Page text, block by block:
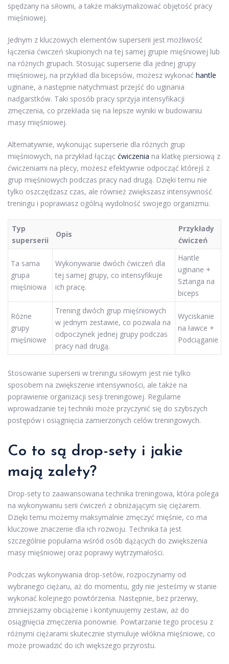
spędzany na siłowni, a także maksymalizować objętość pracy
mięśniowej.
Jednym z kluczowych elementów superserii jest możliwość
łączenia ćwiczeń skupionych na tej samej grupie mięśniowej lub
na różnych grupach. Stosując superserie dla jednej grupy
mięśniowej, na przykład dla bicepsów, możesz wykonać hantle
uginane, a następnie natychmiast przejść do uginania
nadgarstków. Taki sposób pracy sprzyja intensyfikacji
zmęczenia, co przekłada się na lepsze wyniki w budowaniu
masy mięśniowej.
Alternatywnie, wykonując superserie dla różnych grup
mięśniowych, na przykład łącząc ćwiczenia na klatkę piersiową z
ćwiczeniami na plecy, możesz efektywnie odpocząć którejś z
grup mięśniowych podczas pracy nad drugą. Dzięki temu nie
tylko oszczędzasz czas, ale również zwiększasz intensywność
treningu i poprawiasz ogólną wydolność swojego organizmu.
Typ
superserii
Opis
Przykłady
ćwiczeń
Ta sama
grupa
mięśniowa
Wykonywanie dwóch ćwiczeń dla
tej samej grupy, co intensyfikuje
ich pracę.
Hantle
uginane +
Sztanga na
biceps
Różne
grupy
mięśniowe
Trening dwóch grup mięśniowych
w jednym zestawie, co pozwala na
odpoczynek jednej grupy podczas
pracy nad drugą.
Wyciskanie
na ławce +
Podciąganie
Stosowanie superserii w treningu siłowym jest nie tylko
sposobem na zwiększenie intensywności, ale także na
poprawienie organizacji sesji treningowej. Regularne
wprowadzanie tej techniki może przyczynić się do szybszych
postępów i osiągnięcia zamierzonych celów treningowych.
Co to są drop-sety i jakie
mają zalety?
Drop-sety to zaawansowana technika treningowa, która polega
na wykonywaniu serii ćwiczeń z obniżającym się ciężarem.
Dzięki temu możemy maksymalnie zmęczyć mięśnie, co ma
kluczowe znaczenie dla ich rozwoju. Technika ta jest
szczególnie popularna wśród osób dążących do zwiększenia
masy mięśniowej oraz poprawy wytrzymałości.
Podczas wykonywania drop-setów, rozpoczynamy od
wybranego ciężaru, aż do momentu, gdy nie jesteśmy w stanie
wykonać kolejnego powtórzenia. Następnie, bez przerwy,
zmniejszamy obciążenie i kontynuujemy zestaw, aż do
osiągnięcia zmęczenia ponownie. Powtarzanie tego procesu z
różnymi ciężarami skutecznie stymuluje włókna mięśniowe, co
może prowadzić do ich większego przyrostu.